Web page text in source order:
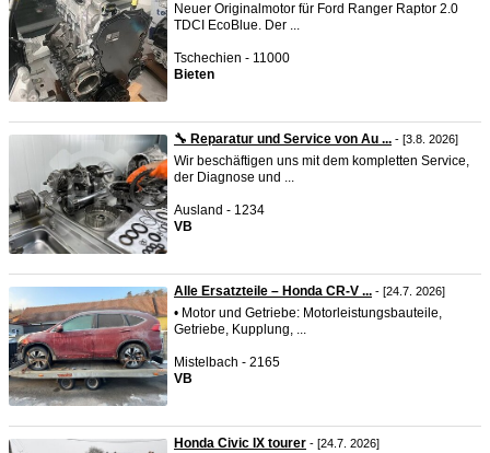
Neuer Originalmotor für Ford Ranger Raptor 2.0
TDCI EcoBlue. Der ...
Tschechien - 11000
Bieten
🔧 Reparatur und Service von Au ... - [3.8. 2026]
Wir beschäftigen uns mit dem kompletten Service,
der Diagnose und ...
Ausland - 1234
VB
Alle Ersatzteile – Honda CR-V ... - [24.7. 2026]
• Motor und Getriebe: Motorleistungsbauteile,
Getriebe, Kupplung, ...
Mistelbach - 2165
VB
Honda Civic IX tourer - [24.7. 2026]